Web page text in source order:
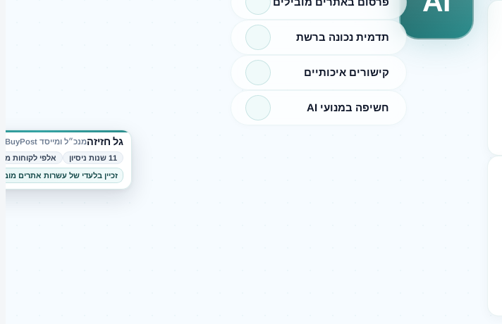
גל חזיזהמנכ״ל ומייסד BuyPost
11 שנות ניסיון
אלפי לקוחות
זכיין בלעדי של עשרות אתרים
תדמית נכונה ברשת
קישורים איכותיים
חשיפה במנועי AI